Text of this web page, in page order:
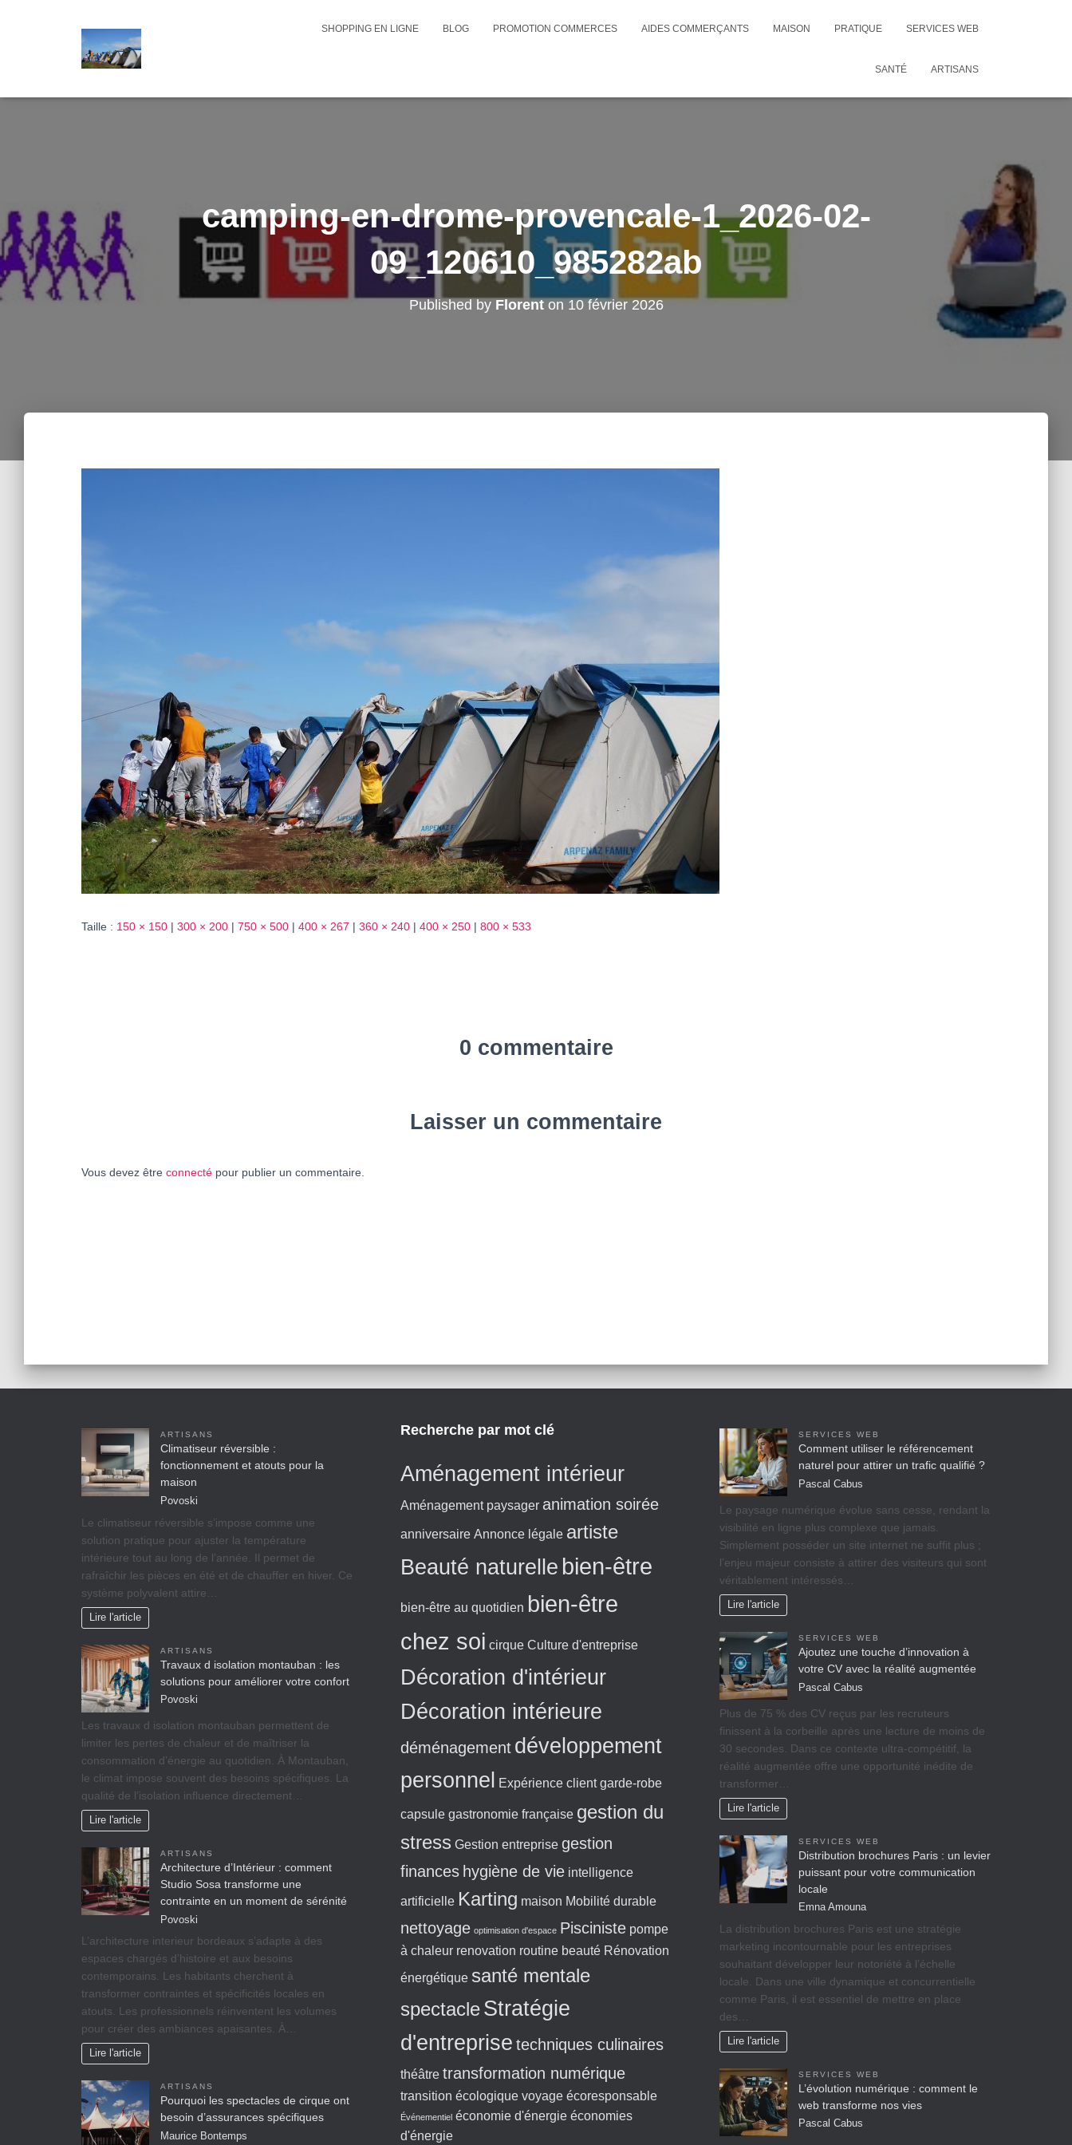
SHOPPING EN LIGNE BLOG PROMOTION COMMERCES AIDES COMMERÇANTS MAISON PRATIQUE SERVICES WEB
SANTÉ ARTISANS
camping-en-drome-provencale-1_2026-02-
09_120610_985282ab
Published by Florenton 10 février 2026
Taille : 150 × 150 | 300 × 200 | 750 × 500 | 400 × 267 | 360 × 240 | 400 × 250 | 800 × 533
0 commentaire
Laisser un commentaire
Vous devez être connecté pour publier un commentaire.
ARTISANS
Climatiseur réversible :
fonctionnement et atouts pour la
maison
Povoski
Le climatiseur réversible s’impose comme une
solution pratique pour ajuster la température
intérieure tout au long de l’année. Il permet de
rafraîchir les pièces en été et de chauffer en hiver. Ce
système polyvalent attire…
Lire l'article
ARTISANS
Travaux d isolation montauban : les
solutions pour améliorer votre confort
Povoski
Les travaux d isolation montauban permettent de
limiter les pertes de chaleur et de maîtriser la
consommation d’énergie au quotidien. À Montauban,
le climat impose souvent des besoins spécifiques. La
qualité de l’isolation influence directement…
Lire l'article
ARTISANS
Architecture d’Intérieur : comment
Studio Sosa transforme une
contrainte en un moment de sérénité
Povoski
L’architecture interieur bordeaux s’adapte à des
espaces chargés d’histoire et aux besoins
contemporains. Les habitants cherchent à
transformer contraintes et spécificités locales en
atouts. Les professionnels réinventent les volumes
pour créer des ambiances apaisantes. À…
Lire l'article
ARTISANS
Pourquoi les spectacles de cirque ont
besoin d’assurances spécifiques
Maurice Bontemps
Recherche par mot clé
Aménagement intérieur
Aménagement paysager animation soirée
anniversaire Annonce légale artiste
Beauté naturelle bien-être
bien-être au quotidien bien-être
chez soi cirque Culture d'entreprise
Décoration d'intérieur
Décoration intérieure
déménagement développement
personnel
Expérience client garde-robe
capsule gastronomie française gestion du
stress Gestion entreprise gestion
finances hygiène de vie intelligence
artificielle Karting maison Mobilité durable
nettoyage optimisation d'espace Pisciniste pompe
à chaleur renovation routine beauté Rénovation
énergétique santé mentale
spectacleStratégie
d'entreprise techniques culinaires
théâtre transformation numérique
transition écologique voyage écoresponsable
Événementiel économie d'énergie économies
d'énergie
SERVICES WEB
Comment utiliser le référencement
naturel pour attirer un trafic qualifié ?
Pascal Cabus
Le paysage numérique évolue sans cesse, rendant la
visibilité en ligne plus complexe que jamais.
Simplement posséder un site internet ne suffit plus ;
l’enjeu majeur consiste à attirer des visiteurs qui sont
véritablement intéressés…
Lire l'article
SERVICES WEB
Ajoutez une touche d’innovation à
votre CV avec la réalité augmentée
Pascal Cabus
Plus de 75 % des CV reçus par les recruteurs
finissent à la corbeille après une lecture de moins de
30 secondes. Dans ce contexte ultra-compétitif, la
réalité augmentée offre une opportunité inédite de
transformer…
Lire l'article
SERVICES WEB
Distribution brochures Paris : un levier
puissant pour votre communication
locale
Emna Amouna
La distribution brochures Paris est une stratégie
marketing incontournable pour les entreprises
souhaitant développer leur notoriété à l’échelle
locale. Dans une ville dynamique et concurrentielle
comme Paris, il est essentiel de mettre en place
des…
Lire l'article
SERVICES WEB
L’évolution numérique : comment le
web transforme nos vies
Pascal Cabus